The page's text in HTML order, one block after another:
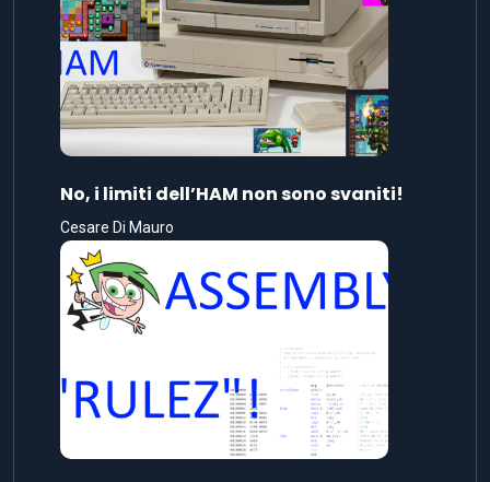
No, i limiti dell’HAM non sono svaniti!
Cesare Di Mauro